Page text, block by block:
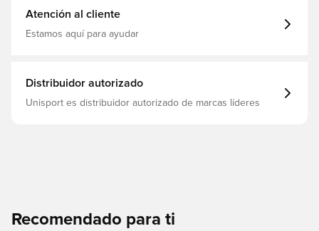
Atención al cliente
Estamos aquí para ayudar
Distribuidor autorizado
Unisport es distribuidor autorizado de marcas líderes
Recomendado para ti